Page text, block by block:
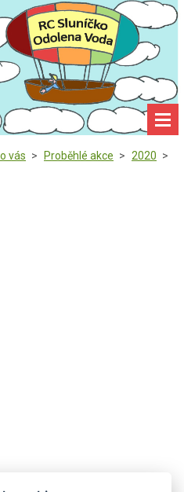
vás > Proběhlé akce > 2020 >